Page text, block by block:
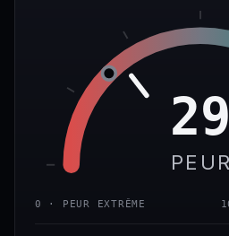
29
PEUR
0 · PEUR EXTRÊME